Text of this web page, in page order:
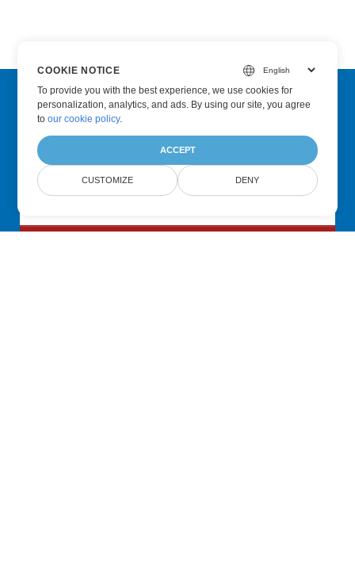
Subscribe to Aspose Product Updates
Get monthly newsletters & offers directly delivered to your
mailbox.
COOKIE NOTICE
To provide you with the best experience, we use cookies for
personalization, analytics, and ads. By using our site, you agree
toour cookie policy.
ACCEPT
CUSTOMIZE DENY